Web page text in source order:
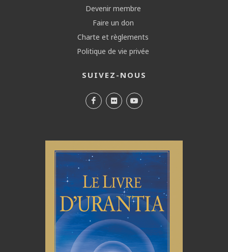
Devenir membre
Faire un don
Charte et règlements
Politique de vie privée
SUIVEZ-NOUS